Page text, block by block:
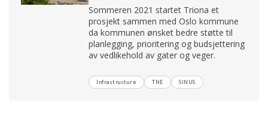
Sommeren 2021 startet Triona et
prosjekt sammen med Oslo kommune
da kommunen ønsket bedre støtte til
planlegging, prioritering og budsjettering
av vedlikehold av gater og veger.
Infrastructure TNE SINUS